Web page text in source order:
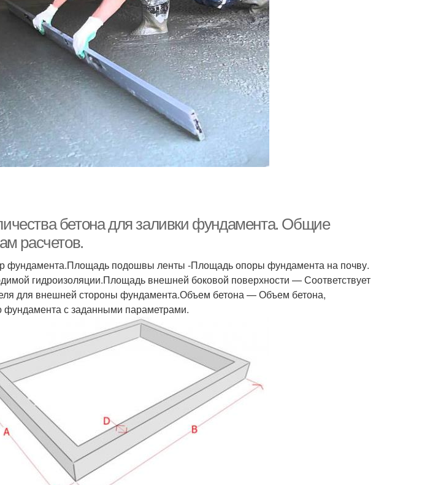
бетона для заливки фундамента. Общие
расчетов.
подошвы ленты -Площадь опоры фундамента на почву.
гидроизоляции.Площадь внешней боковой поверхности — Соответствует
для внешней стороны фундамента.Объем бетона — Объем бетона,
фундамента с заданными параметрами.